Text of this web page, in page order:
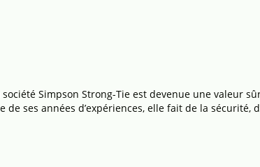
Simpson Strong-Tie est devenue une valeur
ses années d’expériences, elle fait de la